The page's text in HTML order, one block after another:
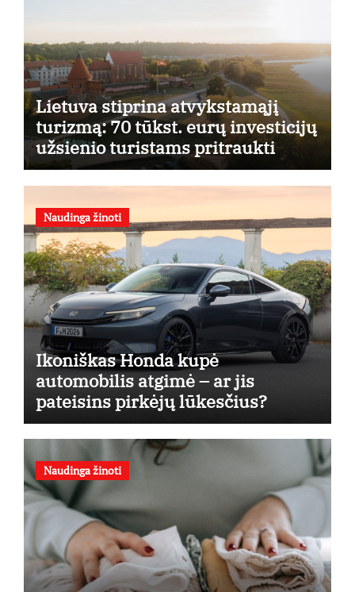
Lietuva stiprina atvykstamąjį
turizmą: 70 tūkst. eurų investicijų
užsienio turistams pritraukti
Naudinga žinoti
Ikoniškas Honda kupė
automobilis atgimė – ar jis
pateisins pirkėjų lūkesčius?
Naudinga žinoti